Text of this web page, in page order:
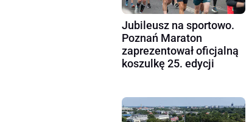
Jubileusz na sportowo.
Poznań Maraton
zaprezentował oficjalną
koszulkę 25. edycji